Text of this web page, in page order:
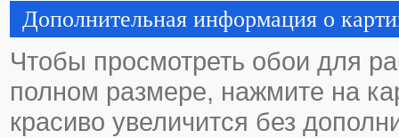
Дополнительная информация о
Чтобы просмотреть обои для
полном размере, нажмите на
красиво увеличится без